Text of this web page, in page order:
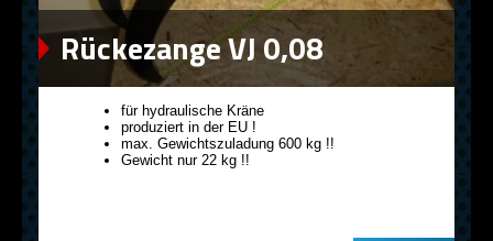
Rückezange VJ 0,08
für hydraulische Kräne
produziert in der EU !
max. Gewichtszuladung 600 kg !!
Gewicht nur 22 kg !!